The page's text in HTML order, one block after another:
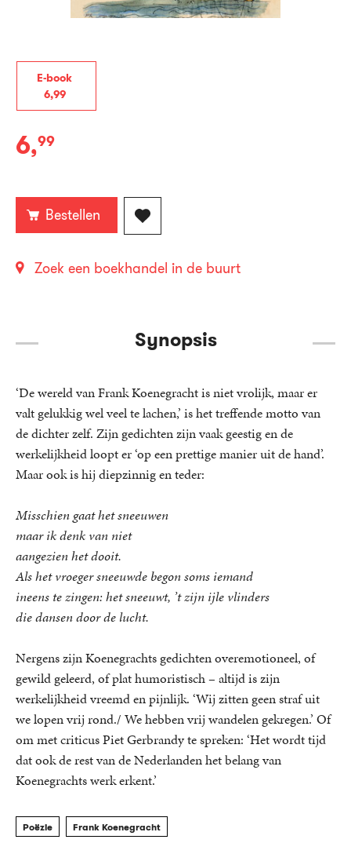
E-book
6,99
E-
6,99
Bestellen
Zoek een boekhandel in de buurt
Synopsis
‘De wereld van Frank Koenegracht is niet vrolijk, maar er
valt gelukkig wel veel te lachen,’ is het treffende motto van
de dichter zelf. Zijn gedichten zijn vaak geestig en de
werkelijkheid loopt er ‘op een prettige manier uit de hand’.
Maar ook is hij diepzinnig en teder:
Misschien gaat het sneeuwen
maar ik denk van niet
aangezien het dooit.
Als het vroeger sneeuwde begon soms iemand
ineens te zingen: het sneeuwt, ’t zijn ijle vlinders
die dansen door de lucht.
Nergens zijn Koenegrachts gedichten overemotioneel, of
gewild geleerd, of plat humoristisch – altijd is zijn
werkelijkheid vreemd en pijnlijk. ‘Wij zitten geen straf uit
we lopen vrij rond./ We hebben vrij wandelen gekregen.’ Of
om met criticus Piet Gerbrandy te spreken: ‘Het wordt tijd
dat ook de rest van de Nederlanden het belang van
Koenegrachts werk erkent.’
Poëzie Frank Koenegracht